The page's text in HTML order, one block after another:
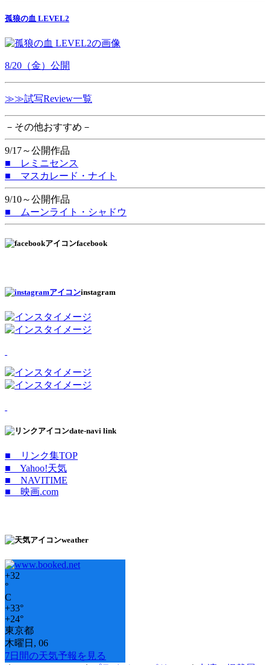
孤狼の血 LEVEL2
8/20（金）公開
≫≫試写Review一覧
－その他おすすめ－
9/17～公開作品
■ レミニセンス
■ マスカレード・ナイト
9/10～公開作品
■ ムーンライト・シャドウ
facebook
instagram
date-navi link
■ リンク集TOP
■ Yahoo!天気
■ NAVITIME
■ 映画.com
weather
+32
°
C
+33°
+24°
東京都
木曜日, 06
7日間の天気予報を見る